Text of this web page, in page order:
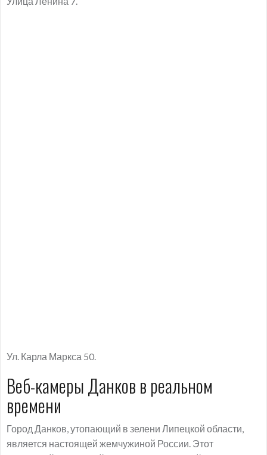
Ул. Карла Маркса 50.
Веб-камеры Данков в реальном
времени
Город Данков, утопающий в зелени Липецкой области,
является настоящей жемчужиной России. Этот